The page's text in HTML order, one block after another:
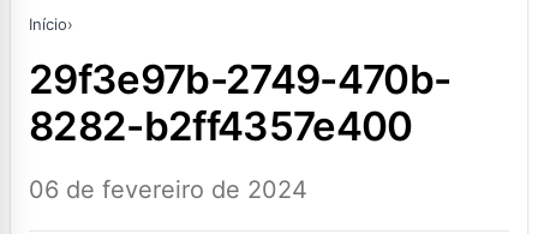
Início›
29f3e97b-2749-470b-
8282-b2ff4357e400
06 de fevereiro de 2024